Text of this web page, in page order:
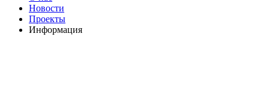
Новости
Проекты
Информация